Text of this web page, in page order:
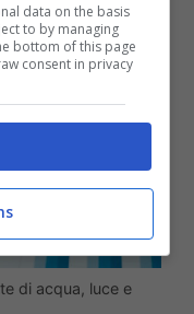
di acqua, luce e
data on the basis
to by managing
bottom of this page
consent in privacy